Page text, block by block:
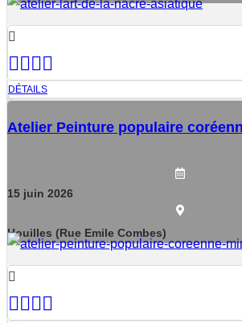
DÉTAILS
Atelier Peinture populaire
15 juin 2026
Houilles (Rue Emile Combes)